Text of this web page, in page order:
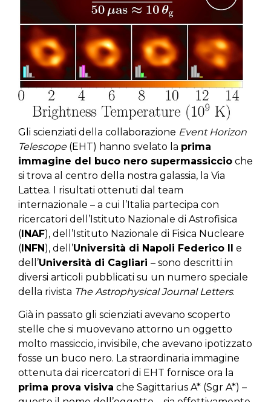
Gli scienziati della collaborazione Event Horizon
Telescope(EHT) hanno svelato la prima
immagine del buco nero supermassiccio che
si trova al centro della nostra galassia, la Via
Lattea. I risultati ottenuti dal team
internazionale – a cui l’Italia partecipa con
ricercatori dell’Istituto Nazionale di Astrofisica
(INAF), dell’Istituto Nazionale di Fisica Nucleare
(INFN), dell’Università di Napoli Federico II e
dell’Università di Cagliari – sono descritti in
diversi articoli pubblicati su un numero speciale
della rivista The Astrophysical Journal Letters.
Già in passato gli scienziati avevano scoperto
stelle che si muovevano attorno un oggetto
molto massiccio, invisibile, che avevano ipotizzato
fosse un buco nero. La straordinaria immagine
ottenuta dai ricercatori di EHT fornisce ora la
prima prova visiva che Sagittarius A* (Sgr A*) –